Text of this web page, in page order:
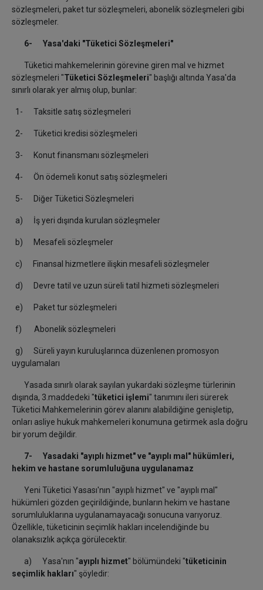
sözleşmeleri, paket tur sözleşmeleri, abonelik sözleşmeleri gibi
sözleşmeler.
6- Yasa'daki "Tüketici Sözleşmeleri"
Tüketici mahkemelerinin görevine giren mal ve hizmet
sözleşmeleri "Tüketici Sözleşmeleri" başlığı altında Yasa'da
sınırlı olarak yer almış olup, bunlar:
1- Taksitle satış sözleşmeleri
2- Tüketici kredisi sözleşmeleri
3- Konut finansmanı sözleşmeleri
4- Ön ödemeli konut satış sözleşmeleri
5- Diğer Tüketici Sözleşmeleri
a) İş yeri dışında kurulan sözleşmeler
b) Mesafeli sözleşmeler
c) Finansal hizmetlere ilişkin mesafeli sözleşmeler
d) Devre tatil ve uzun süreli tatil hizmeti sözleşmeleri
e) Paket tur sözleşmeleri
f) Abonelik sözleşmeleri
g) Süreli yayın kuruluşlarınca düzenlenen promosyon
uygulamaları
Yasada sınırlı olarak sayılan yukardaki sözleşme türlerinin
dışında, 3.maddedeki "tüketici işlemi" tanımını ileri sürerek
Tüketici Mahkemelerinin görev alanını alabildiğine genişletip,
onları asliye hukuk mahkemeleri konumuna getirmek asla doğru
bir yorum değildir.
7- Yasadaki "ayıplı hizmet" ve "ayıplı mal" hükümleri,
hekim ve hastane sorumluluğuna uygulanamaz
Yeni Tüketici Yasası'nın "ayıplı hizmet" ve "ayıplı mal"
hükümleri gözden geçirildiğinde, bunların hekim ve hastane
sorumluluklarına uygulanamayacağı sonucuna varıyoruz.
Özellikle, tüketicinin seçimlik hakları incelendiğinde bu
olanaksızlık açıkça görülecektir.
a) Yasa'nın "ayıplı hizmet" bölümündeki "tüketicinin
seçimlik hakları" şöyledir: